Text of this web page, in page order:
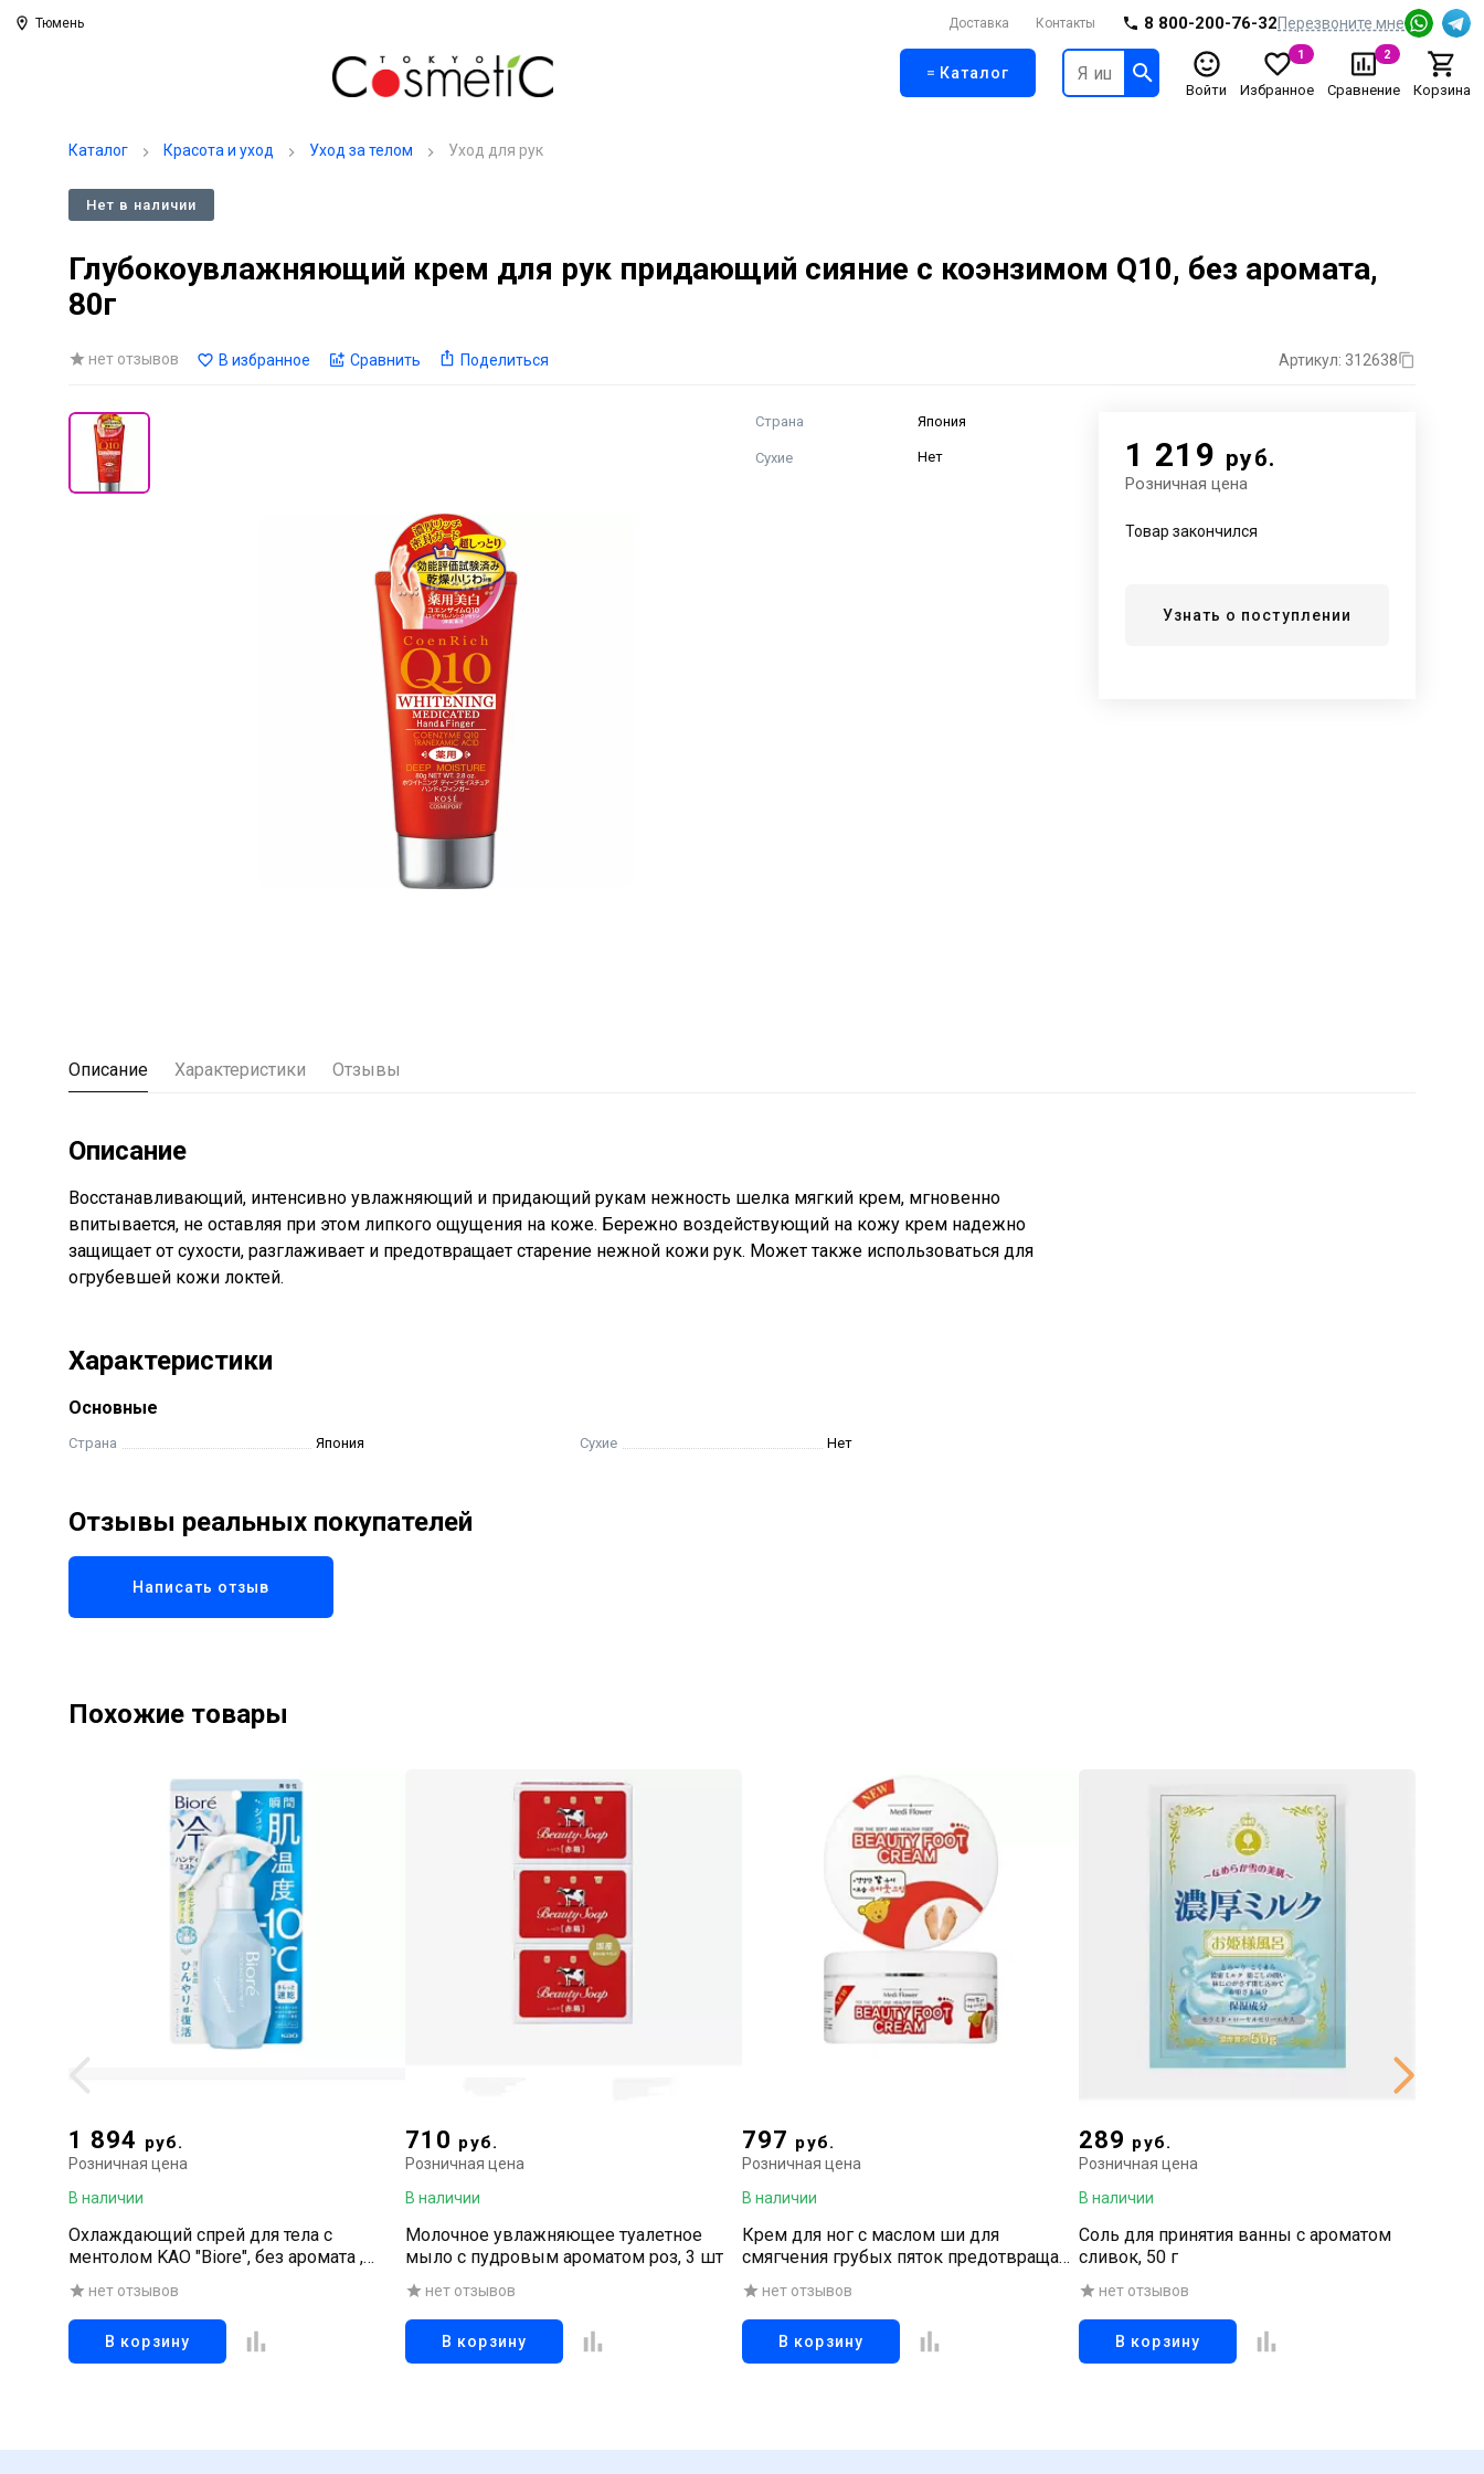
Тюмень Доставка Контакты 8 800-200-76-32Перезвоните мне
Каталог
Войти Избранное
1
Сравнение
2
Корзина
Каталог Красота и уход Уход за телом Уход для рук
Нет в наличии
Глубокоувлажняющий крем для рук придающий сияние с коэнзимом Q10, без аромата,
80г
нет отзывов В избранное Сравнить Поделиться Артикул: 312638
Страна Япония
Сухие Нет 1 219 руб.
Розничная цена
Товар закончился
Узнать о поступлении
Описание Характеристики Отзывы
Описание
Восстанавливающий, интенсивно увлажняющий и придающий рукам нежность шелка мягкий крем, мгновенно
впитывается, не оставляя при этом липкого ощущения на коже. Бережно воздействующий на кожу крем надежно
защищает от сухости, разглаживает и предотвращает старение нежной кожи рук. Может также использоваться для
огрубевшей кожи локтей.
Характеристики
Основные
Страна Япония Сухие Нет
Отзывы реальных покупателей
Написать отзыв
Похожие товары
1 894 руб.
Розничная цена
В наличии
Охлаждающий спрей для тела с
ментолом KAO "Biore", без аромата ,
спрей 120 мл
нет отзывов
В корзину
710 руб.
Розничная цена
В наличии
Молочное увлажняющее туалетное
мыло с пудровым ароматом роз, 3 шт
нет отзывов
В корзину
797 руб.
Розничная цена
В наличии
Крем для ног с маслом ши для
смягчения грубых пяток предотвращает
сухость, делая кожу эластичной, 150 гр
нет отзывов
В корзину
289 руб.
Розничная цена
В наличии
Соль для принятия ванны с ароматом
сливок, 50 г
нет отзывов
В корзину